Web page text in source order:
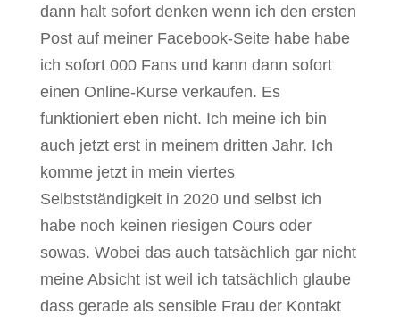
dann halt sofort denken wenn ich den ersten
Post auf meiner Facebook-Seite habe habe
ich sofort 000 Fans und kann dann sofort
einen Online-Kurse verkaufen. Es
funktioniert eben nicht. Ich meine ich bin
auch jetzt erst in meinem dritten Jahr. Ich
komme jetzt in mein viertes
Selbstständigkeit in 2020 und selbst ich
habe noch keinen riesigen Cours oder
sowas. Wobei das auch tatsächlich gar nicht
meine Absicht ist weil ich tatsächlich glaube
dass gerade als sensible Frau der Kontakt